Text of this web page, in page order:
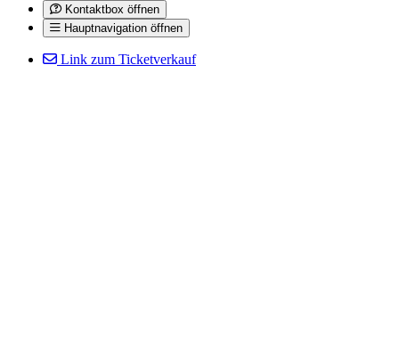
Kontaktbox öffnen
Hauptnavigation öffnen
Link zum Ticketverkauf